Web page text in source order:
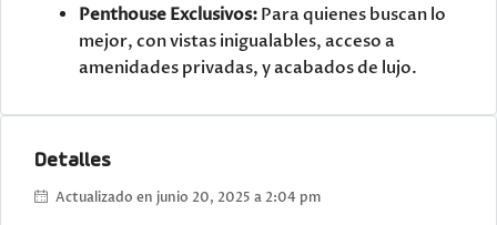
Penthouse Exclusivos: Para quienes buscan lo
mejor, con vistas inigualables, acceso a
amenidades privadas, y acabados de lujo.
Detalles
Actualizado en junio 20, 2025 a 2:04 pm